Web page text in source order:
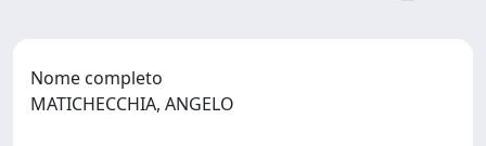
Nome completo
MATICHECCHIA, ANGELO